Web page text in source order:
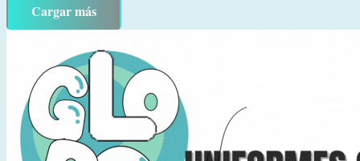
Cargar más